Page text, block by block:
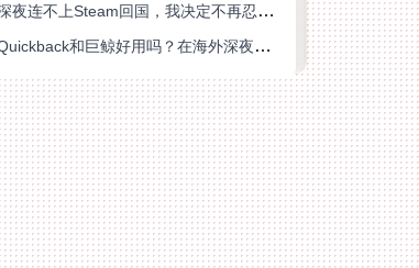
深夜连不上Steam回国，我决定不再忍受这数字鸿沟
Quickback和巨鲸好用吗？在海外深夜想刷B站、追爱奇艺的你，或许正需要这份答案